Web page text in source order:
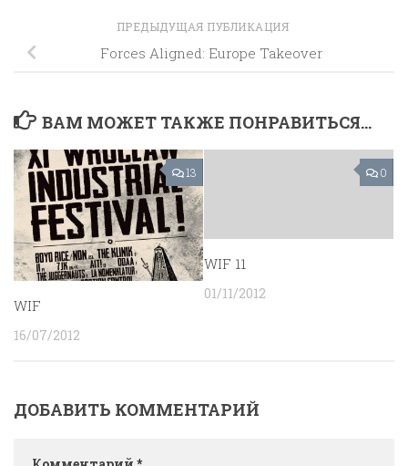
ПРЕДЫДУЩАЯ ПУБЛИКАЦИЯ
Forces Aligned: Europe Takeover
ВАМ МОЖЕТ ТАКЖЕ ПОНРАВИТЬСЯ...
13
WIF
16/07/2012
0
WIF 11
01/11/2012
ДОБАВИТЬ КОММЕНТАРИЙ